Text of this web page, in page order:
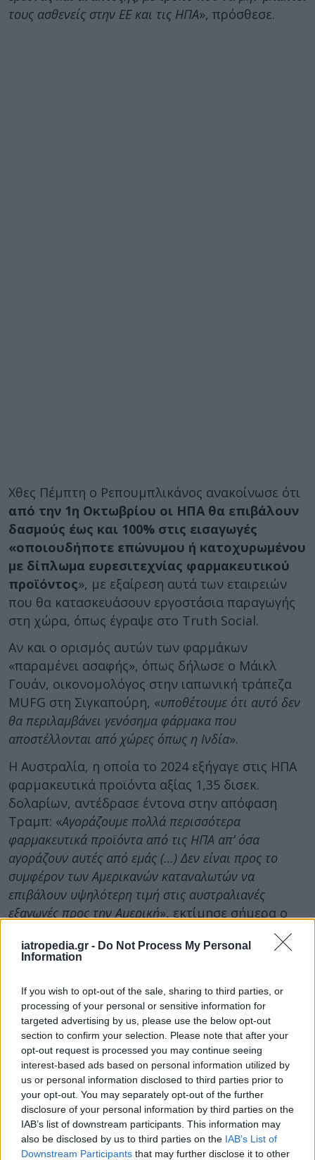
iatropedia.gr - Do Not Process My Personal
Information
If you wish to opt-out of the sale, sharing to third parties, or
processing of your personal or sensitive information for
targeted advertising by us, please use the below opt-out
section to confirm your selection. Please note that after your
opt-out request is processed you may continue seeing
interest-based ads based on personal information utilized by
us or personal information disclosed to third parties prior to
your opt-out. You may separately opt-out of the further
disclosure of your personal information by third parties on the
IAB’s list of downstream participants. This information may
also be disclosed by us to third parties on the IAB’s List of
Downstream Participants that may further disclose it to other
τους ασθενείς στην ΕΕ και τις ΗΠΑ», πρόσθεσε.
Χθες Πέμπτη ο Ρεπουμπλικάνος ανακοίνωσε ότι
από την 1η Οκτωβρίου οι ΗΠΑ θα επιβάλουν
δασμούς έως και 100% στις εισαγωγές
«οποιουδήποτε επώνυμου ή κατοχυρωμένου
με δίπλωμα ευρεσιτεχνίας φαρμακευτικού
προϊόντος», με εξαίρεση αυτά των εταιρειών
που θα κατασκευάσουν εργοστάσια παραγωγής
στη χώρα, όπως έγραψε στο Truth Social.
Αν και ο ορισμός αυτών των φαρμάκων
«παραμένει ασαφής», όπως δήλωσε ο Μάικλ
Γουάν, οικονομολόγος στην ιαπωνική τράπεζα
MUFG στη Σιγκαπούρη, «υποθέτουμε ότι αυτό δεν
θα περιλαμβάνει γενόσημα φάρμακα που
αποστέλλονται από χώρες όπως η Ινδία».
Η Αυστραλία, η οποία το 2024 εξήγαγε στις ΗΠΑ
φαρμακευτικά προϊόντα αξίας 1,35 δισεκ.
δολαρίων, αντέδρασε έντονα στην απόφαση
Τραμπ: «Αγοράζουμε πολλά περισσότερα
φαρμακευτικά προϊόντα από τις ΗΠΑ απ’ όσα
αγοράζουν αυτές από εμάς (…) Δεν είναι προς το
συμφέρον των Αμερικανών καταναλωτών να
επιβάλουν υψηλότερη τιμή στις αυστραλιανές
εξαγωγές προς την Αμερική», εκτίμησε σήμερα ο
Αυστραλός υπουργός Υγείας Μαρκ Μπάτλερ.
Οι προτεινόμενοι δασμοί θα μπορούσαν να
προϊόντων αξίας περίπου 220 δισ. δολαρίων,
αυξάνοντας τον μέσο δασμολογικό συντελεστή
κατά 3,3 ποσοστιαίες μονάδες. Παραμένει,
ωστόσο, μία αβεβαιότητα σχετικά με το εάν
χώρες με εμπορικές συμφωνίες με τις ΗΠΑ θα
εξαιρεθούν από τα νέα μέτρα.
Για παράδειγμα, η εμπορική συμφωνία της
Ευρωπαϊκής Ένωσης από τα τέλη Ιουλίου
διευκρίνιζε ότι οι δασμοί στα φάρμακα θα ήταν